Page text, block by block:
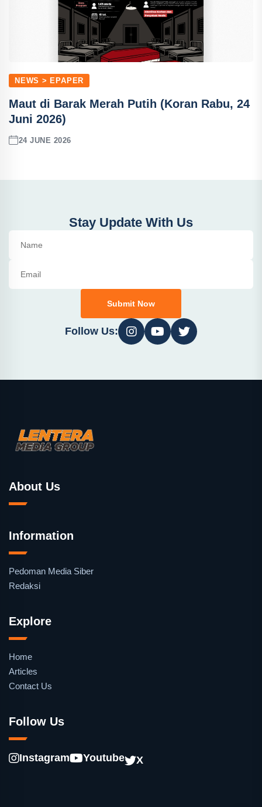
NEWS > EPAPER
Maut di Barak Merah Putih (Koran Rabu, 24
Juni 2026)
24 JUNE 2026
Stay Update With Us
Submit Now
Follow Us:
About Us
Information
Pedoman Media Siber
Redaksi
Explore
Home
Articles
Contact Us
Follow Us
Instagram Youtube X